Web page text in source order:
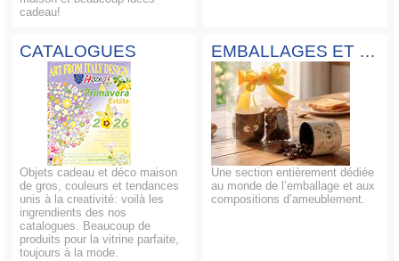
cadeau!
CATALOGUES
Objets cadeau et déco maison
de gros, couleurs et tendances
unis à la creativité: voilà les
ingrendients des nos
catalogues. Beaucoup de
produits pour la vitrine parfaite,
toujours à la mode.
EMBALLAGES ET COMPOSITIONS
Une section entièrement dédiée
au monde de l’emballage et aux
compositions d’ameublement.